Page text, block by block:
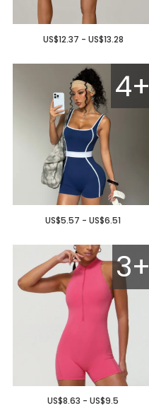
US$12.37 - US$13.28
4+
US$5.57 - US$6.51
3+
US$8.63 - US$9.5